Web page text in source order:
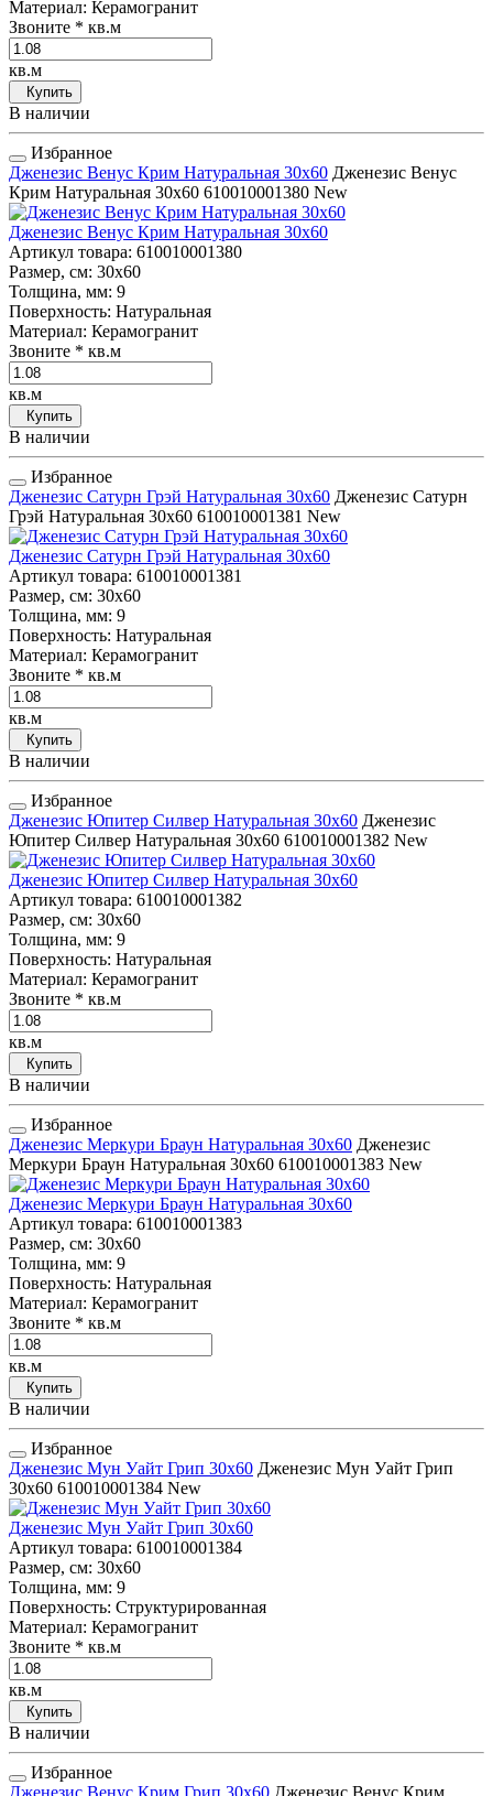
Материал: Керамогранит
Звоните * кв.м
кв.м
Купить
В наличии
Избранное
Дженезис Венус Крим Натуральная 30x60 Дженезис Венус
Крим Натуральная 30x60 610010001380 New
Дженезис Венус Крим Натуральная 30x60
Артикул товара: 610010001380
Размер, см: 30x60
Толщина, мм: 9
Поверхность: Натуральная
Материал: Керамогранит
Звоните * кв.м
кв.м
Купить
В наличии
Избранное
Дженезис Сатурн Грэй Натуральная 30x60 Дженезис Сатурн
Грэй Натуральная 30x60 610010001381 New
Дженезис Сатурн Грэй Натуральная 30x60
Артикул товара: 610010001381
Размер, см: 30x60
Толщина, мм: 9
Поверхность: Натуральная
Материал: Керамогранит
Звоните * кв.м
кв.м
Купить
В наличии
Избранное
Дженезис Юпитер Силвер Натуральная 30x60 Дженезис
Юпитер Силвер Натуральная 30x60 610010001382 New
Дженезис Юпитер Силвер Натуральная 30x60
Артикул товара: 610010001382
Размер, см: 30x60
Толщина, мм: 9
Поверхность: Натуральная
Материал: Керамогранит
Звоните * кв.м
кв.м
Купить
В наличии
Избранное
Дженезис Меркури Браун Натуральная 30x60 Дженезис
Меркури Браун Натуральная 30x60 610010001383 New
Дженезис Меркури Браун Натуральная 30x60
Артикул товара: 610010001383
Размер, см: 30x60
Толщина, мм: 9
Поверхность: Натуральная
Материал: Керамогранит
Звоните * кв.м
кв.м
Купить
В наличии
Избранное
Дженезис Мун Уайт Грип 30x60 Дженезис Мун Уайт Грип
30x60 610010001384 New
Дженезис Мун Уайт Грип 30x60
Артикул товара: 610010001384
Размер, см: 30x60
Толщина, мм: 9
Поверхность: Структурированная
Материал: Керамогранит
Звоните * кв.м
кв.м
Купить
В наличии
Избранное